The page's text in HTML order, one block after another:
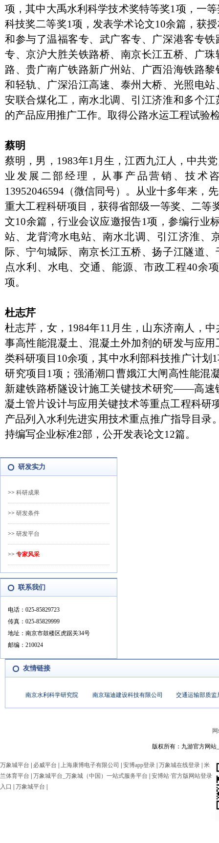
项，其中大禹水利科学技术奖特等奖1项，一
科技奖二等奖1项，发表学术论文10余篇，获
和参与了温福客专、武广客专、广深港客专
专、京沪大胜关铁路桥、南京长江五桥、广
路、贵广南广铁路新广州站、广西沿海铁路
和轻轨、广深沿江高速、泰州大桥、光照电
安联合煤化工，南水北调、引江济淮和多个
的产品应用推广工作。取得公路水运工程试验
蔡明
蔡明，男，1983年1月生，江西九江人，中共
业发展二部经理，从事产品营销、技术
13952046594（微信同号）。从业十多年来，
重大工程科研项目，获得省部级一等奖、二等
文10余篇，行业会议应邀报告1项，参编行业
站、龙背湾水电站、南水北调、引江济淮、
际、宁句城际、南京长江五桥、扬子江隧道
点水利、水电、交通、能源、市政工程40余
项。
杜志芹
杜志芹，女，1984年11月生，山东济南人，
事高性能混凝土、混凝土外加剂的研发与应
类科研项目10余项，其中水利部科技推广计划
研究项目1项；强涌潮口曹娥江大闸高性能混
新建铁路桥隧设计施工关键技术研究——高速
凝土管片设计与应用关键技术等重点工程科研
产品列入水利先进实用技术重点推广指导目录
持编写企业标准2部，公开发表论文12篇。
研发实力
>> 科研成果
>> 研发条件
>> 研发平台
>> 专家风采
联系我们
电话：025-85829723
传真：025-85829999
地址：南京市鼓楼区虎踞关34号
邮编：210024
友情链接
南京水利科学研究院 南京瑞迪建设科技有限公司 交通运输部质监
版权所有：九游官方网
万象城平台 必威平台 上海康博电子有限公司 安博app登录 万象城在线登录 米
兰体育平台
万象城平台_万象城（中国）一站式服务平台
安博站·官方版网站登录
入口
万象城平台